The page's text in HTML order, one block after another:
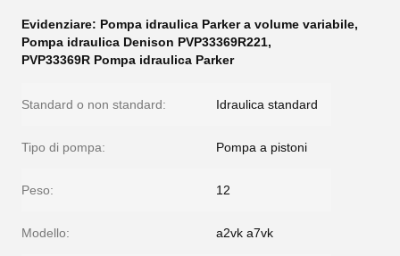
Evidenziare: Pompa idraulica Parker a volume variabile,
Pompa idraulica Denison PVP33369R221,
PVP33369R Pompa idraulica Parker
Standard o non standard: Idraulica standard
Tipo di pompa: Pompa a pistoni
Peso: 12
Modello: a2vk a7vk